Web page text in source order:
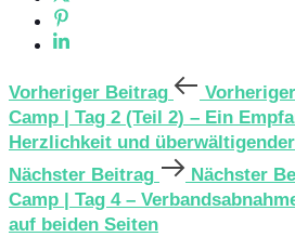
Vorheriger Beitrag
Camp | Tag 2 (Teil 2) – Ein
Herzlichkeit und
Nächster Beitrag
Nächster
Camp | Tag 4 –
auf beiden Seiten